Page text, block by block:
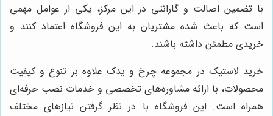
با تضمین اصالت و گارانتی در این مرکز، یکی از عوامل مهمی
است که باعث شده مشتریان به این فروشگاه اعتماد کنند و
خریدی مطمئن داشته باشند.
خرید لاستیک در مجموعه چرخ و یدک علاوه بر تنوع و کیفیت
محصولات، با ارائه مشاوره‌های تخصصی و خدمات نصب حرفه‌ای
همراه است. این فروشگاه با در نظر گرفتن نیازهای مختلف